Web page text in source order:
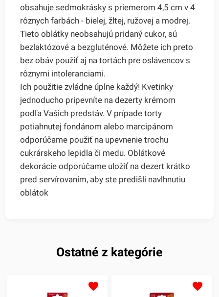
obsahuje sedmokrásky s priemerom 4,5 cm v 4
rôznych farbách - bielej, žltej, ružovej a modrej.
Tieto oblátky neobsahujú pridaný cukor, sú
bezlaktózové a bezgluténové. Môžete ich preto
bez obáv použiť aj na tortách pre oslávencov s
rôznymi intoleranciami.
Ich použitie zvládne úplne každý! Kvetinky
jednoducho pripevníte na dezerty krémom
podľa Vašich predstáv. V prípade torty
potiahnutej fondánom alebo marcipánom
odporúčame použiť na upevnenie trochu
cukrárskeho lepidla či medu. Oblátkové
dekorácie odporúčame uložiť na dezert krátko
pred servírovaním, aby ste predišli navlhnutiu
oblátok
Ostatné z kategórie